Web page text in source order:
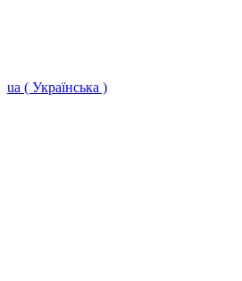
ua ( Українська )